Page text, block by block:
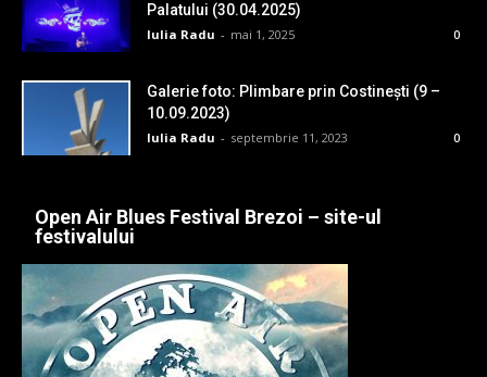
Palatului (30.04.2025)
Iulia Radu - mai 1, 2025 0
Galerie foto: Plimbare prin Costinești (9 –
10.09.2023)
Iulia Radu - septembrie 11, 2023 0
Open Air Blues Festival Brezoi – site-ul
festivalului